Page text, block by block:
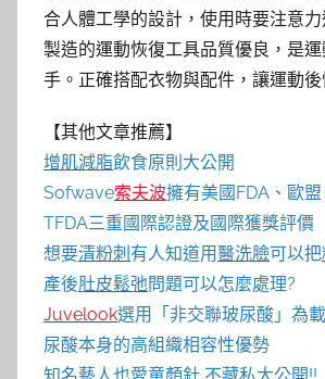
合人體工學的設計，使用時要注意
製造的運動恢復工具品質優良，是
手。正確搭配衣物與配件，讓運動後
【其他文章推薦】
增肌減脂飲食原則大公開
Sofwave索夫波擁有美國FDA、歐
TFDA三重國際認證及國際獲獎評價
想要清粉刺 有人知道用醫洗臉可以把
產後肚皮鬆弛問題可以怎麼處理?
Juvelook選用「非交聯玻尿酸」為
尿酸本身的高組織相容性優勢